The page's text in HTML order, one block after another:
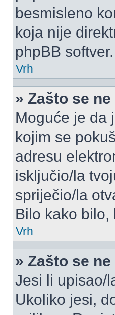
besmisleno
koja nije
phpBB softver.
Vrh
» Zašto se
Moguće je da
kojim se
adresu
isključio/la
spriječio/la
Bilo kako
Vrh
» Zašto se
Jesi li upisao/
Ukoliko jesi,